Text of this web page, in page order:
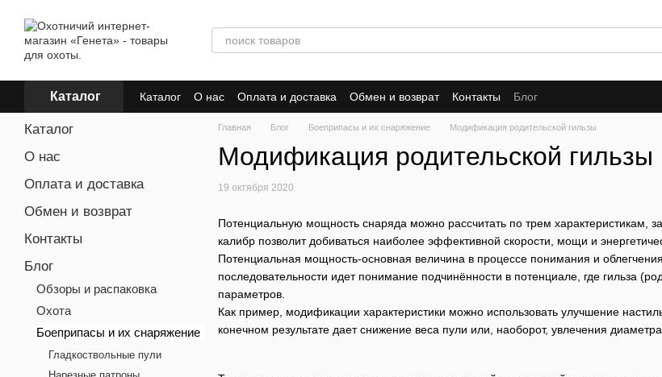
Каталог Каталог О нас Оплата и доставка Обмен и возврат Контакты Блог
Главная Блог Боеприпасы и их снаряжение Модификация родительской гильзы
Модификация родительской гильзы
19 октября 2020
Потенциальную мощность снаряда можно рассчитать по трем характеристикам,
калибр позволит добиваться наиболее эффективной скорости, мощи и
Потенциальная мощность-основная величина в процессе понимания и
последовательности идет понимание подчинённости в потенциале, где гильза
параметров.
Как пример, модификации характеристики можно использовать улучшение
конечном результате дает снижение веса пули или, наоборот, увлечения
Каталог
О нас
Оплата и доставка
Обмен и возврат
Контакты
Блог
Обзоры и распаковка
Охота
Боеприпасы и их снаряжение
Гладкоствольные пули